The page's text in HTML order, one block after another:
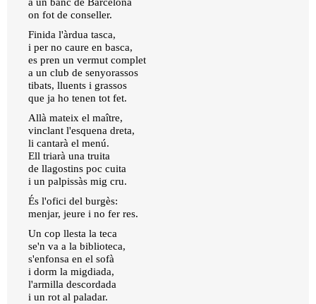
on fot de conseller.
Finida l'àrdua tasca,
i per no caure en basca,
es pren un vermut complet
a un club de senyorassos
tibats, lluents i grassos
que ja ho tenen tot fet.
Allà mateix el maître,
vinclant l'esquena dreta,
li cantarà el menú.
Ell triarà una truita
de llagostins poc cuita
i un palpissàs mig cru.
És l'ofici del burgès:
menjar, jeure i no fer res.
Un cop llesta la teca
se'n va a la biblioteca,
s'enfonsa en el sofà
i dorm la migdiada,
l'armilla descordada
i un rot al paladar.